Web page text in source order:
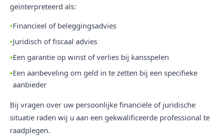
geïnterpreteerd als:
Financieel of beleggingsadvies
Juridisch of fiscaal advies
Een garantie op winst of verlies bij kansspelen
Een aanbeveling om geld in te zetten bij een specifieke
aanbieder
Bij vragen over uw persoonlijke financiële of juridische
situatie raden wij u aan een gekwalificeerde professional te
raadplegen.